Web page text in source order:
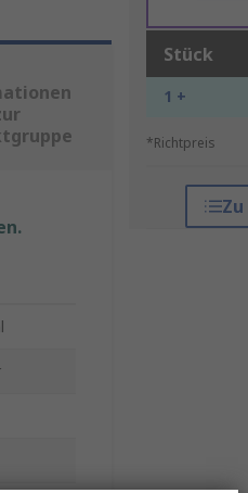
Stück
1 +
*Richtpreis